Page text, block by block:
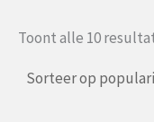
Toont alle 10